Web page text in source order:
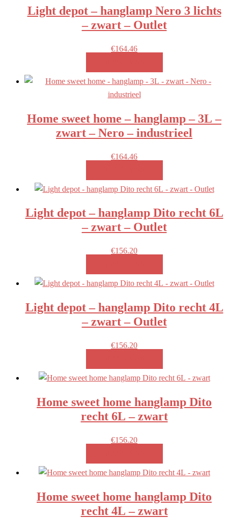
laag
Light depot – hanglamp Nero 3 lichts
– zwart – Outlet
€164.46
Home sweet home – hanglamp – 3L –
zwart – Nero – industrieel
€164.46
Light depot – hanglamp Dito recht 6L
– zwart – Outlet
€156.20
Light depot – hanglamp Dito recht 4L
– zwart – Outlet
€156.20
Home sweet home hanglamp Dito
recht 6L – zwart
€156.20
Home sweet home hanglamp Dito
recht 4L – zwart